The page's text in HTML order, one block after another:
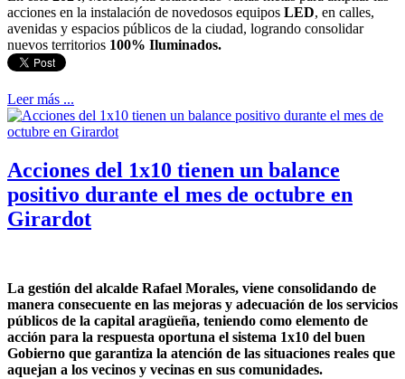
acciones en la instalación de novedosos equipos LED, en calles,
avenidas y espacios públicos de la ciudad, logrando consolidar
nuevos territorios 100% Iluminados.
Leer más ...
Acciones del 1x10 tienen un balance
positivo durante el mes de octubre en
Girardot
La gestión del alcalde Rafael Morales, viene consolidando de
manera consecuente en las mejoras y adecuación de los servicios
públicos de la capital aragüeña, teniendo como elemento de
acción para la respuesta oportuna el sistema 1x10 del buen
Gobierno que garantiza la atención de las situaciones reales que
aquejan a los vecinos y vecinas en sus comunidades.